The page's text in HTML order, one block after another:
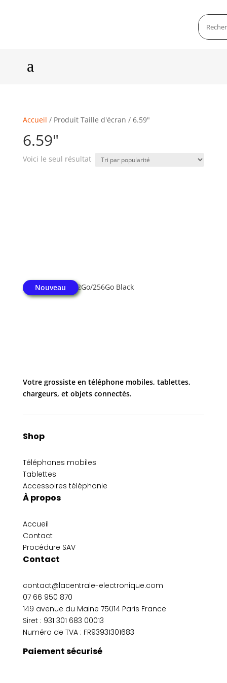
a
Accueil / Produit Taille d'écran / 6.59"
6.59"
Voici le seul résultat
Nouveau
Xiaomi 17T 5G 12Go/256Go Black
Votre grossiste en téléphone mobiles, tablettes,
chargeurs, et objets connectés.
Shop
Téléphones mobiles
Tablettes
Accessoires téléphonie
À propos
Accueil
Contact
Procédure SAV
Contact
contact@lacentrale-electronique.com
07 66 950 870
149 avenue du Maine 75014 Paris France
Siret : 931 301 683 00013
Numéro de TVA : FR93931301683
Paiement sécurisé